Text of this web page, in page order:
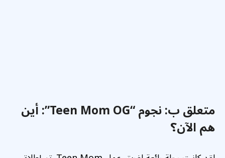
متعلق ب: نجوم “Teen Mom OG”: أين
هم الآن؟